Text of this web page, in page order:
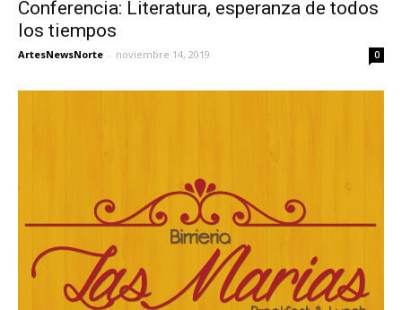
Conferencia: Literatura, esperanza de todos
los tiempos
ArtesNewsNorte - noviembre 14, 2019 0